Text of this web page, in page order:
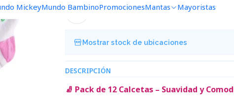
MickeyMundo BambinoPromocionesMantas Mayoristas
Agregar a la lista de favoritos
Mostrar stock de ubicaciones
DESCRIPCIÓN
🧦 Pack de 12 Calcetas – Suavidad y